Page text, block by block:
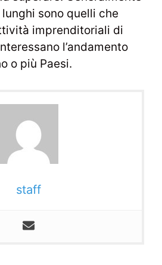
sono quelli che
imprenditoriali di
l’andamento
o più Paesi.
staff